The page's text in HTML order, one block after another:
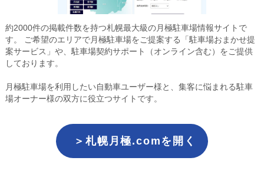
約2000件の掲載件数を持つ札幌最大級の月極駐車場情報サイトで
す。 ご希望のエリアで月極駐車場をご提案する「駐車場おまかせ提
案サービス」や、駐車場契約サポート（オンライン含む）をご提供
しております。
月極駐車場を利用したい自動車ユーザー様と、集客に悩まれる駐車
場オーナー様の双方に役立つサイトです。
＞札幌月極.comを開く